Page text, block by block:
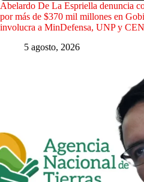
Abelardo De La Espriella denuncia
por más de $370 mil millones en
involucra a MinDefensa, UNP y
5 agosto, 2026